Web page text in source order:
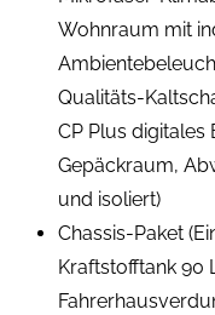
Wohnraum mit
Qualitäts-
CP Plus digitales
Gepäckraum,
und isoliert)
Chassis-Paket
Kraftstofftank 90